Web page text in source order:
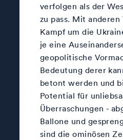
verfolgen als der
zu pass. Mit
Kampf um die
je eine
geopolitische
Bedeutung derer
betont werden und
Potential für
Überraschungen -
Ballone und
sind die ominösen